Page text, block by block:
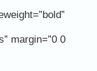
margin=”0 0